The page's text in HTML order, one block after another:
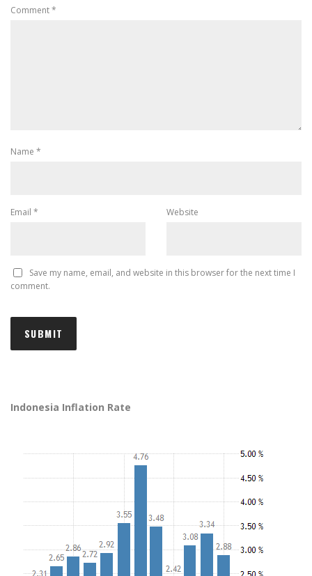
Comment*
Name *
Email * Website
Save my name, email, and website in this browser for the next time I
comment.
Indonesia Inflation Rate